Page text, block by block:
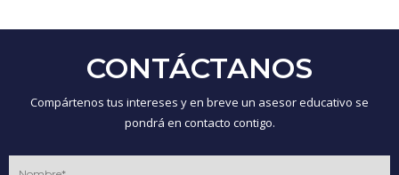
CONTÁCTANOS
Compártenos tus intereses y en breve un asesor educativo se
pondrá en contacto contigo.